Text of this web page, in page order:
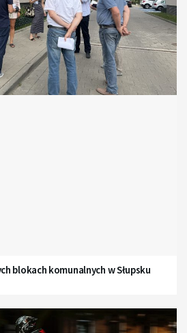
blokach komunalnych w Słupsku